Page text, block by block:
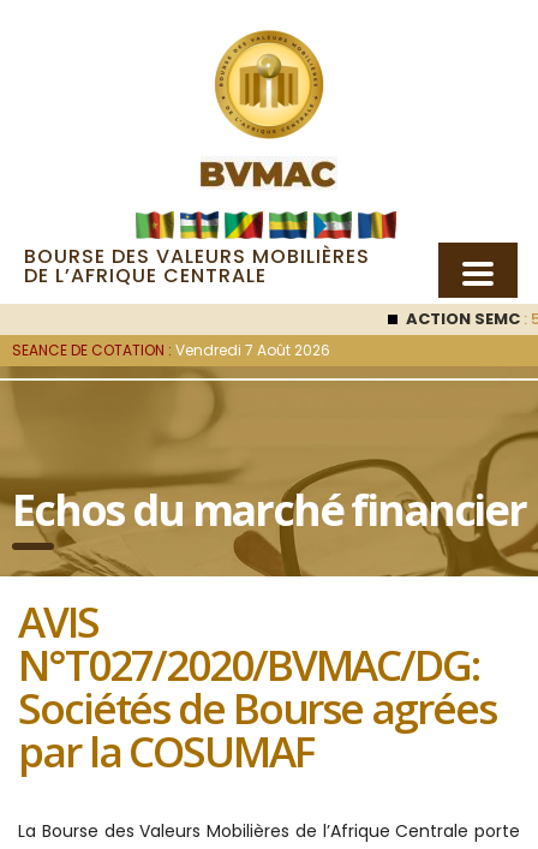
BOURSE DES VALEURS MOBILIÈRES
DE L’AFRIQUE CENTRALE
ACTION SEMC:
SEANCE DE COTATION : Vendredi 7 Août 2026
Echos du marché financier
AVIS
N°T027/2020/BVMAC/DG:
Sociétés de Bourse agrées
par la COSUMAF
La Bourse des Valeurs Mobilières de l’Afrique Centrale porte